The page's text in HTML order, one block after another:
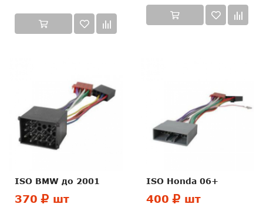
ISO BMW до 2001
370 шт
ISO Honda 06+
400 шт